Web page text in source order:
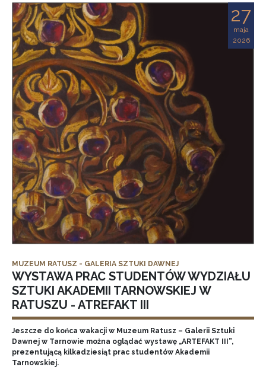
27
maja
2026
MUZEUM RATUSZ - GALERIA SZTUKI DAWNEJ
WYSTAWA PRAC STUDENTÓW WYDZIAŁU
SZTUKI AKADEMII TARNOWSKIEJ W
RATUSZU - ATREFAKT III
Jeszcze do końca wakacji w Muzeum Ratusz – Galerii Sztuki
Dawnej w Tarnowie można oglądać wystawę „ARTEFAKT III”,
prezentującą kilkadziesiąt prac studentów Akademii
Tarnowskiej.